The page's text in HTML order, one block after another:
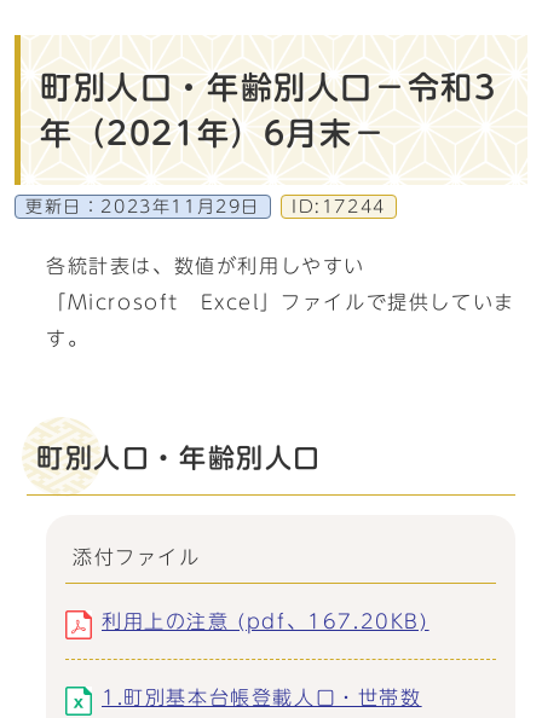
町別人口・年齢別人口－令和3
年（2021年）6月末－
更新日： 2023年11月29日 ID:17244
各統計表は、数値が利用しやすい
「Microsoft Excel」ファイルで提供していま
す。
町別人口・年齢別人口
添付ファイル
利用上の注意 (pdf、167.20KB)
1.町別基本台帳登載人口・世帯数